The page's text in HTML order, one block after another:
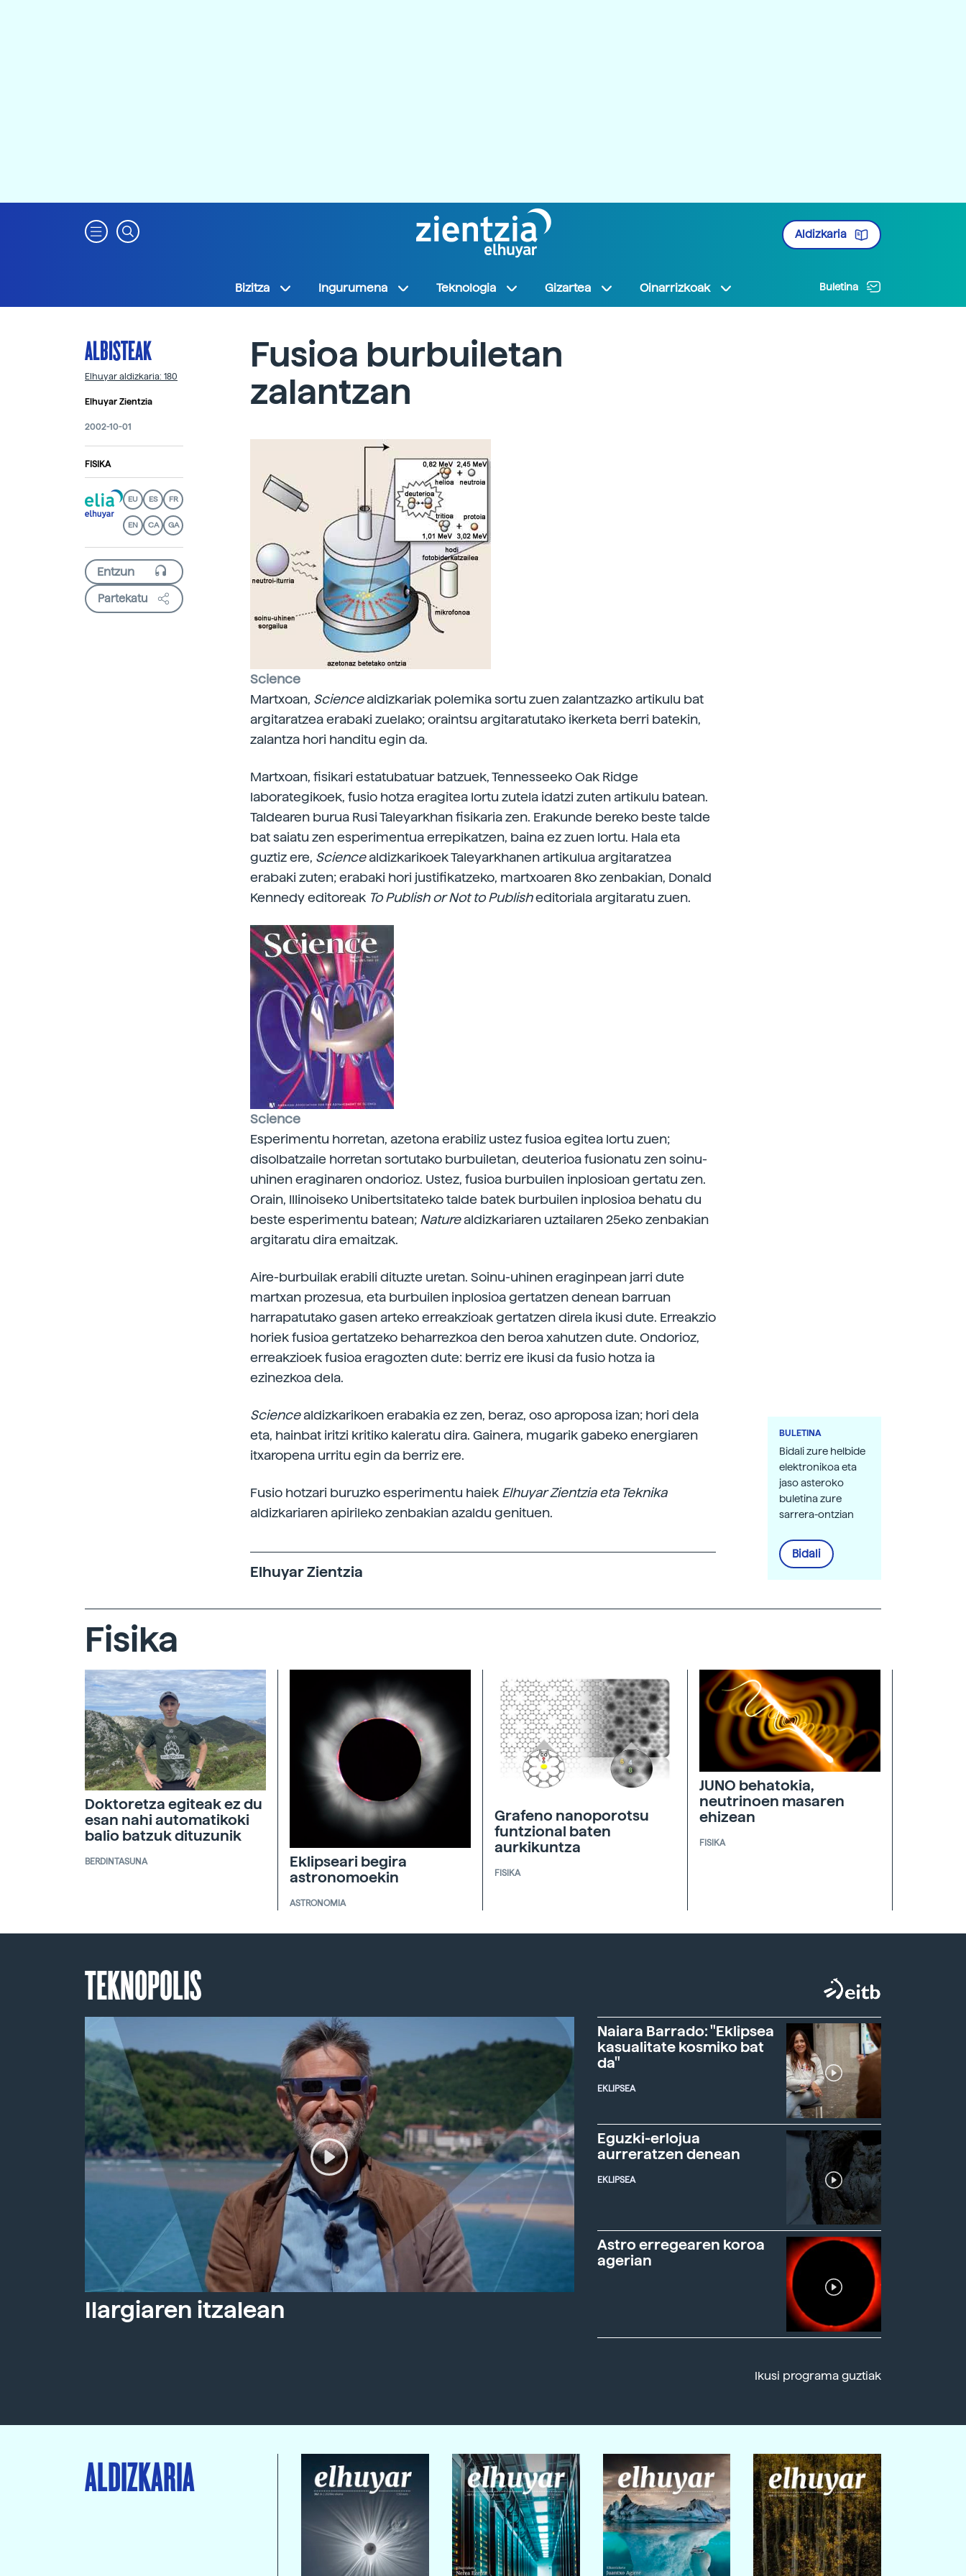
Aldizkaria
Bizitza Ingurumena Teknologia Gizartea Oinarrizkoak Buletina
ALBISTEAK
Elhuyar aldizkaria: 180
Elhuyar Zientzia
2002-10-01
FISIKA
EU ES FR
EN CA GA
Partekatu
Fusioa burbuiletan
zalantzan
Science
Martxoan, Sciencealdizkariak polemika sortu zuen zalantzazko artikulu bat
argitaratzea erabaki zuelako; oraintsu argitaratutako ikerketa berri batekin,
zalantza hori handitu egin da.
Martxoan, fisikari estatubatuar batzuek, Tennesseeko Oak Ridge
laborategikoek, fusio hotza eragitea lortu zutela idatzi zuten artikulu batean.
Taldearen burua Rusi Taleyarkhan fisikaria zen. Erakunde bereko beste talde
bat saiatu zen esperimentua errepikatzen, baina ez zuen lortu. Hala eta
guztiz ere, Sciencealdizkarikoek Taleyarkhanen artikulua argitaratzea
erabaki zuten; erabaki hori justifikatzeko, martxoaren 8ko zenbakian, Donald
Kennedy editoreak To Publish or Not to Publisheditoriala argitaratu zuen.
Science
Esperimentu horretan, azetona erabiliz ustez fusioa egitea lortu zuen;
disolbatzaile horretan sortutako burbuiletan, deuterioa fusionatu zen soinu-
uhinen eraginaren ondorioz. Ustez, fusioa burbuilen inplosioan gertatu zen.
Orain, Illinoiseko Unibertsitateko talde batek burbuilen inplosioa behatu du
beste esperimentu batean; Naturealdizkariaren uztailaren 25eko zenbakian
argitaratu dira emaitzak.
Aire-burbuilak erabili dituzte uretan. Soinu-uhinen eraginpean jarri dute
martxan prozesua, eta burbuilen inplosioa gertatzen denean barruan
harrapatutako gasen arteko erreakzioak gertatzen direla ikusi dute. Erreakzio
horiek fusioa gertatzeko beharrezkoa den beroa xahutzen dute. Ondorioz,
erreakzioek fusioa eragozten dute: berriz ere ikusi da fusio hotza ia
ezinezkoa dela.
Sciencealdizkarikoen erabakia ez zen, beraz, oso aproposa izan; hori dela
eta, hainbat iritzi kritiko kaleratu dira. Gainera, mugarik gabeko energiaren
itxaropena urritu egin da berriz ere.
Fusio hotzari buruzko esperimentu haiek Elhuyar Zientzia eta Teknika
aldizkariaren apirileko zenbakian azaldu genituen.
Elhuyar Zientzia
BULETINA
Bidali zure helbide
elektronikoa eta
jaso asteroko
buletina zure
sarrera-ontzian
Bidali
Fisika
Doktoretza egiteak ez du
esan nahi automatikoki
balio batzuk dituzunik
BERDINTASUNA
Eklipseari begira
astronomoekin
ASTRONOMIA
Grafeno nanoporotsu
funtzional baten
aurkikuntza
FISIKA
JUNO behatokia,
neutrinoen masaren
ehizean
FISIKA
TEKNOPOLIS
Ilargiaren itzalean
Naiara Barrado: "Eklipsea
kasualitate kosmiko bat
da"
EKLIPSEA
Eguzki-erlojua
aurreratzen denean
EKLIPSEA
Astro erregearen koroa
agerian
Ikusi programa guztiak
ALDIZKARIA